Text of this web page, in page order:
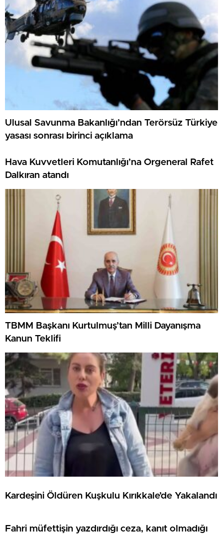
Ulusal Savunma Bakanlığı’ndan Terörsüz Türkiye
yasası sonrası birinci açıklama
Hava Kuvvetleri Komutanlığı’na Orgeneral Rafet
Dalkıran atandı
TBMM Başkanı Kurtulmuş’tan Milli Dayanışma
Kanun Teklifi
Kardeşini Öldüren Kuşkulu Kırıkkale’de Yakalandı
Fahri müfettişin yazdırdığı ceza, kanıt olmadığı